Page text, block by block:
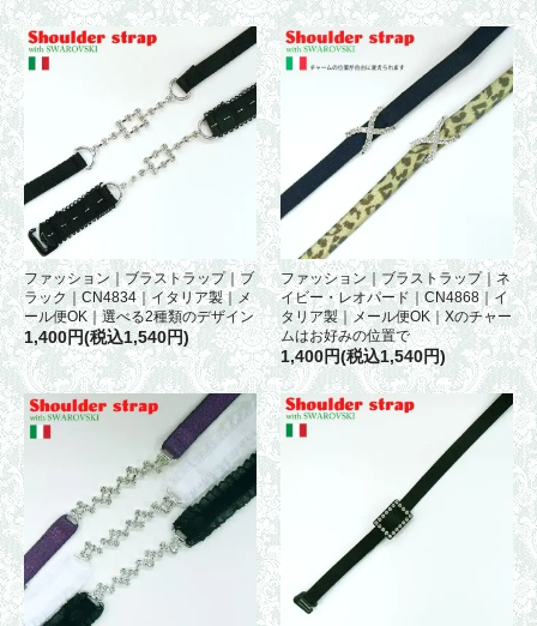
ファッション｜ブラストラップ｜ブ
ラック｜CN4834｜イタリア製｜メ
ール便OK｜選べる2種類のデザイン
1,400円(税込1,540円)
ファッション｜ブラストラップ｜ネ
イビー・レオパード｜CN4868｜イ
タリア製｜メール便OK｜Xのチャー
ムはお好みの位置で
1,400円(税込1,540円)